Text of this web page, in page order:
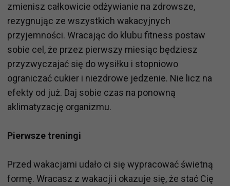
zmienisz całkowicie odżywianie na zdrowsze,
rezygnując ze wszystkich wakacyjnych
przyjemności. Wracając do klubu fitness postaw
sobie cel, że przez pierwszy miesiąc będziesz
przyzwyczajać się do wysiłku i stopniowo
ograniczać cukier i niezdrowe jedzenie. Nie licz na
efekty od już. Daj sobie czas na ponowną
aklimatyzację organizmu.
Pierwsze treningi
Przed wakacjami udało ci się wypracować świetną
formę. Wracasz z wakacji i okazuje się, że stać Cię